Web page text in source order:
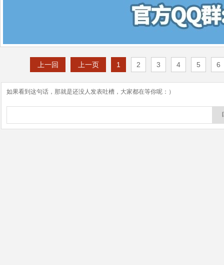
上一回 上一页 1 2 3 4 5 6
如果看到这句话，那就是还没人发表吐槽，大家都在等你呢：）